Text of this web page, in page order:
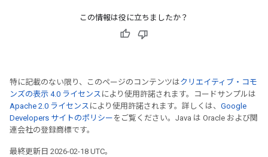
この情報は役に立ちましたか？
特に記載のない限り、このページのコンテンツはクリエイティブ・コモ
ンズの表示 4.0 ライセンス により使用許諾されます。コードサンプルは
Apache 2.0 ライセンス により使用許諾されます。詳しくは、 Google
Developers サイトのポリシー をご覧ください。Java は Oracle および関
連会社の登録商標です。
最終更新日 2026-02-18 UTC。